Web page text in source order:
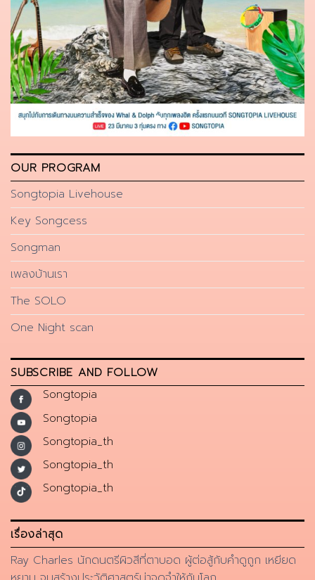
OUR PROGRAM
Songtopia Livehouse
Key Songcess
Songman
เพลงบ้านเรา
The SOLO
One Night scan
SUBSCRIBE AND FOLLOW
Songtopia
Songtopia
Songtopia_th
Songtopia_th
Songtopia_th
เรื่องล่าสุด
Ray Charles นักดนตรีผิวสีที่ตาบอด ผู้ต่อสู้กับคำดูถูก เหยียด